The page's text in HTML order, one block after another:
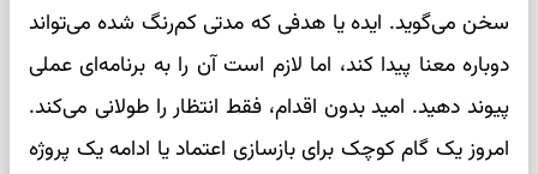
سخن می‌گوید. ایده یا هدفی که مدتی کم‌رنگ شده می‌تواند
دوباره معنا پیدا کند، اما لازم است آن را به برنامه‌ای عملی
پیوند دهید. امید بدون اقدام، فقط انتظار را طولانی می‌کند.
امروز یک گام کوچک برای بازسازی اعتماد یا ادامه یک پروژه